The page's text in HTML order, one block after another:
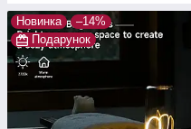
Новинка
–14%
Подарунок